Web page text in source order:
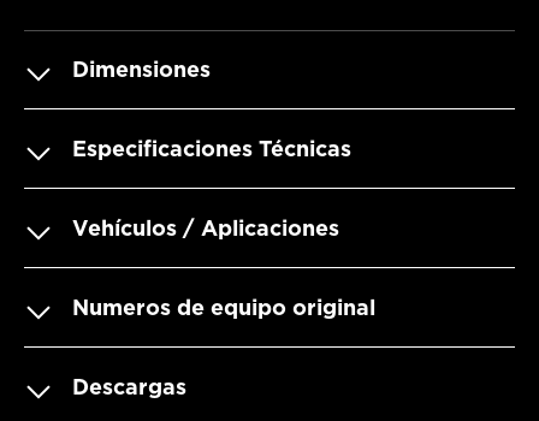
Dimensiones
Especificaciones Técnicas
Vehículos / Aplicaciones
Numeros de equipo original
Descargas